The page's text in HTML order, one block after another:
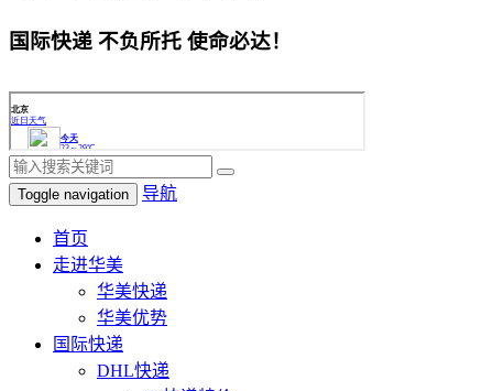
国际快递 不负所托 使命必达！
Toggle navigation 导航
首页
走进华美
华美快递
华美优势
国际快递
DHL快递